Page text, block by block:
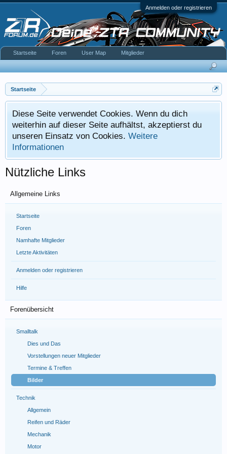
Anmelden oder registrieren
Startseite
Diese Seite verwendet Cookies. Wenn du dich
weiterhin auf dieser Seite aufhältst, akzeptierst du
unseren Einsatz von Cookies. Weitere
Informationen
Nützliche Links
Allgemeine Links
Startseite
Foren
Namhafte Mitglieder
Letzte Aktivitäten
Anmelden oder registrieren
Hilfe
Forenübersicht
Smalltalk
Dies und Das
Vorstellungen neuer Mitglieder
Termine & Treffen
Bilder
Technik
Allgemein
Reifen und Räder
Mechanik
Motor
Startseite Foren User Map Mitglieder